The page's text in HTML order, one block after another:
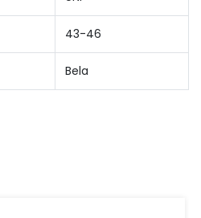
43-46
Bela